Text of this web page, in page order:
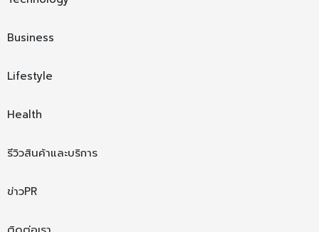
Business
Lifestyle
Health
รีวิวสินค้าและบริการ
ข่าวPR